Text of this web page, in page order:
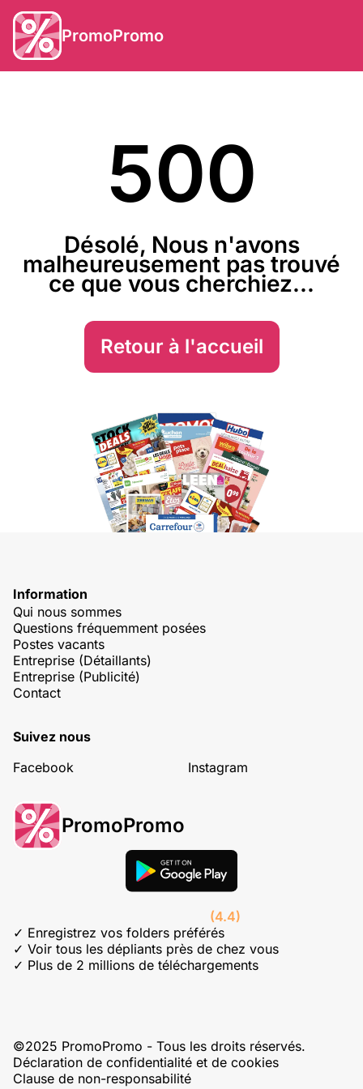
PromoPromo
500
Désolé, Nous n'avons
malheureusement pas trouvé
ce que vous cherchiez...
Retour à l'accueil
Information
Qui nous sommes
Questions fréquemment posées
Postes vacants
Entreprise (Détaillants)
Entreprise (Publicité)
Contact
Suivez nous
Facebook
Instagram
PromoPromo
(4.4)
✓ Enregistrez vos folders préférés
✓ Voir tous les dépliants près de chez vous
✓ Plus de 2 millions de téléchargements
©2025 PromoPromo - Tous les droits réservés.
Déclaration de confidentialité et de cookies
Clause de non-responsabilité